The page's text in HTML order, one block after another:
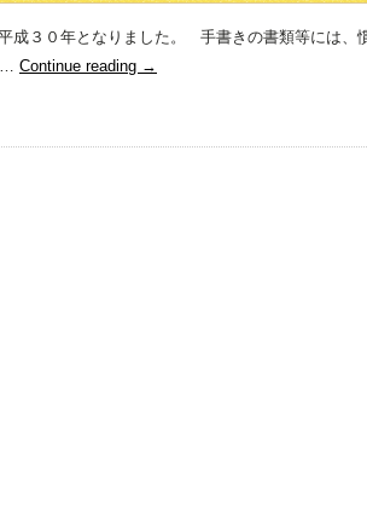
成３０年となりました。 手書きの書類等には
… Continue reading →